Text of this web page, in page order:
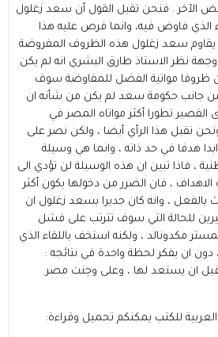
الآخر . فنحن تقبل القول أن سعد زغلول
الذي فاوض فيه، وانما فرص عليه هذا
يقاوم سعد زغلول هذه الظروف المفروضة
وجهة نظر الاستاذ طارق البشري انه لم يكن
ظروفا مواتية الفضل للمفاوضة سوف
من جانب حكومة سعد لم يكن من شأنه ان
تطورا أكثر مواتاه المصر في
نقبل هذا الرأي أيضا ، ولكن نصر على
هدفا في حد ذاته ، وانما هي وسيلة
، فاذا تبين ان هذه الوسيلة لن تؤدي الى
، فان الضرر من دخولها يكون أكثر
، وانه كان جديرا بسعد زغلول ان
للحالة التي سوف تترتب على فشل
مكدونالد ، ولكنه استخف باللقاء الذي
دون ان يفكر لحظة واحدة في نتائجه :
قبل ان يستعد لها ، وعلى وجنت مصر
للكتب يمكنكم تحميل وقراءة: